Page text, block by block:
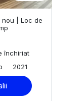
nou | Loc de
închiriat
2021